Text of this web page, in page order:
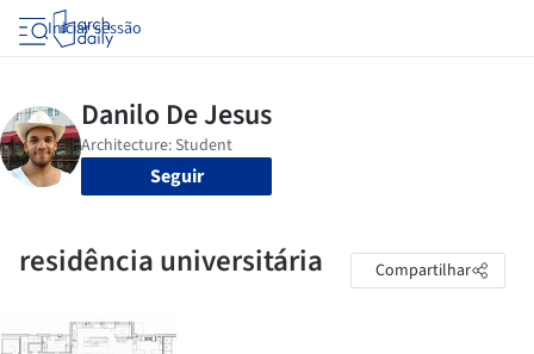
Iniciar sessão
Seguir
residência universitária Compartilhar